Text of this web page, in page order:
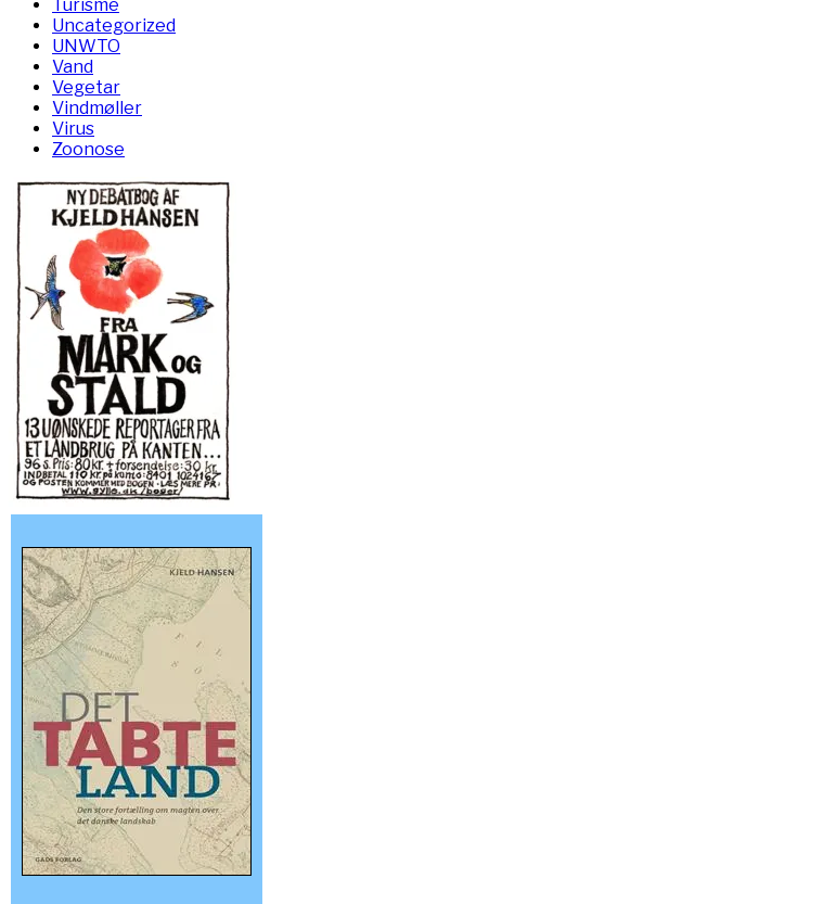
Turisme
Uncategorized
UNWTO
Vand
Vegetar
Vindmøller
Virus
Zoonose